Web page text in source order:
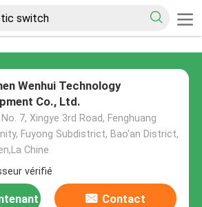
Wenhui Technology
Co., Ltd.
No. 7, Xingye 3rd Road, Fenghuang
Fuyong Subdistrict, Bao'an District,
Chine
vérifié
Contact